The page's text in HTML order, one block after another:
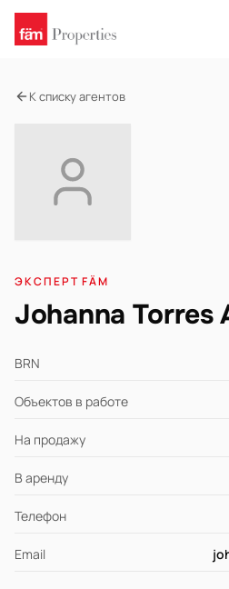
К списку агентов
ЭКСПЕРТ FÄM
Johanna Torres
BRN
Объектов в работе
На продажу
В аренду
Телефон
Email